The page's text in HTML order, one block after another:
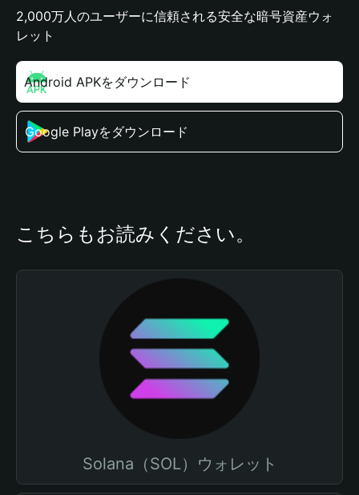
2,000万人のユーザーに信頼される安全な暗号資産ウォ
レット
Android APKをダウンロード
Google Playをダウンロード
こちらもお読みください。
Solana（SOL）ウォレット